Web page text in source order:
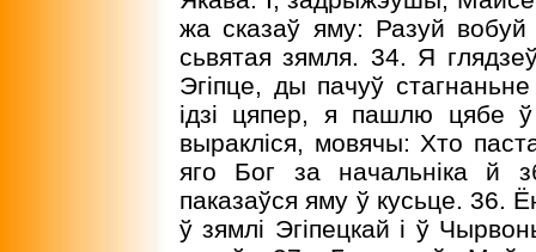
жа сказаў яму: Разуй
сьвятая зямля. 34. Я
Эгіпце, ды пачуў
ідзі цяпер, я пашлю цябе
выракліся, мовячы: Хто
яго Бог за начальніка й
паказаўся яму ў кусьце. 36.
ў зямлі Эгіпецкай і ў